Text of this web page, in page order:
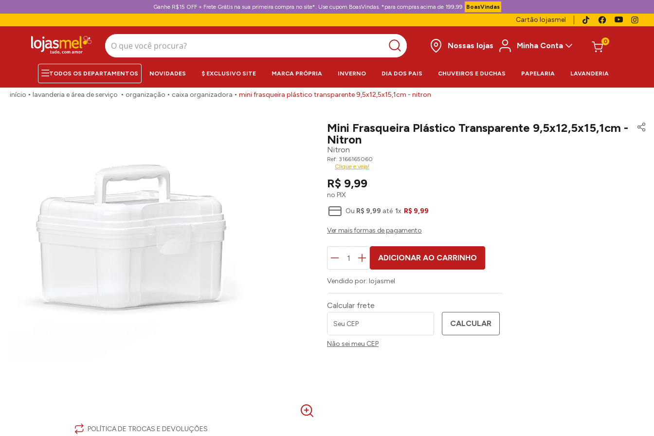
Ganhe R$15 OFF + Frete Grátis na sua primeira compra no site*. Use cupom BoasVindas. *para compras acima de 199,99 BoasVindas
Cartão lojasmel
O que você procura?
Nossas lojas
Minha Conta 0
NOVIDADES $ EXCLUSIVO SITE MARCA PRÓPRIA INVERNO DIA DOS PAIS CHUVEIROS E DUCHAS PAPELARIA LAVANDERIA
lavanderia e área de serviço organização caixa organizadora mini frasqueira plástico transparente 9,5x12,5x15,1cm - nitron
POLÍTICA DE TROCAS E DEVOLUÇÕES
Mini Frasqueira Plástico Transparente 9,5x12,5x15,1cm -
Nitron
Nitron
3166165060
Clique e veja!
R$ 9,99
no PIX
Ou R$ 9,99 até 1x R$ 9,99
ADICIONAR AO CARRINHO
Vendido por: lojasmel
Calcular frete
CALCULAR
Não sei meu CEP